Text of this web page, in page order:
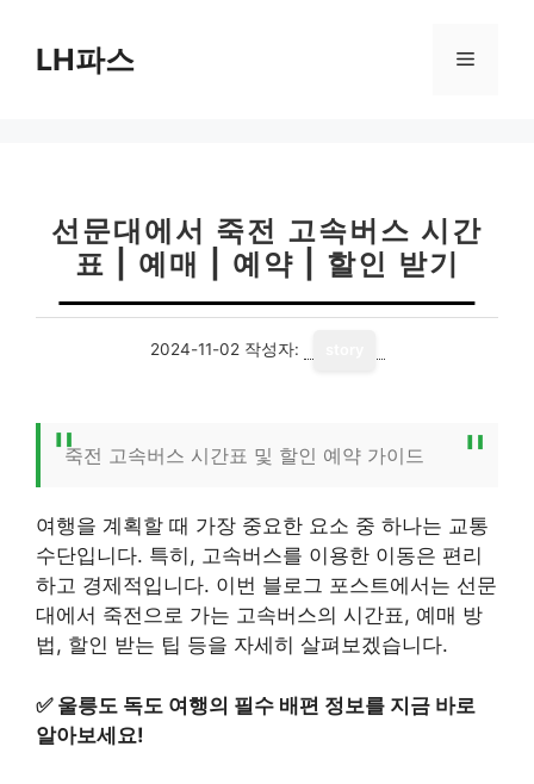
LH파스 메
선문대에서 죽전 고속버스 시간
표 | 예매 | 예약 | 할인 받기
2024-11-02 작성자:
죽전 고속버스 시간표 및 할인 예약 가이드
여행을 계획할 때 가장 중요한 요소 중 하나는 교통
수단입니다. 특히, 고속버스를 이용한 이동은 편리
하고 경제적입니다. 이번 블로그 포스트에서는 선문
대에서 죽전으로 가는 고속버스의 시간표, 예매 방
법, 할인 받는 팁 등을 자세히 살펴보겠습니다.
✅ 울릉도 독도 여행의 필수 배편 정보를 지금 바로
알아보세요!